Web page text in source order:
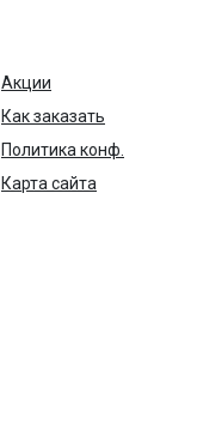
Акции
Как заказать
Политика конф.
Карта сайта